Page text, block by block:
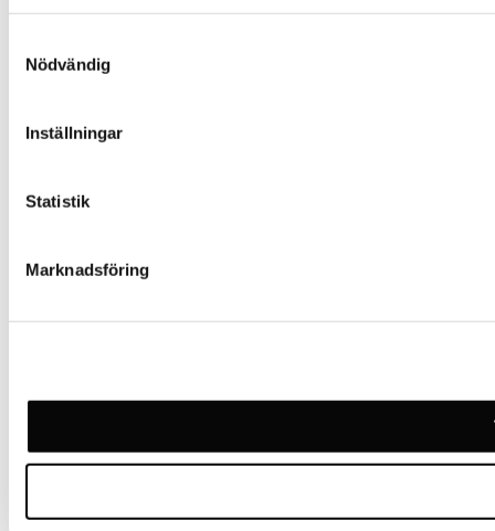
Nödvändig
Inställningar
Statistik
Marknadsföring